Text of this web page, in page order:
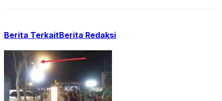
Berita TerkaitBerita Redaksi